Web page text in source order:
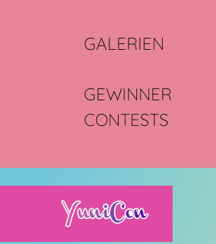
GALERIEN
GEWINNER
CONTESTS